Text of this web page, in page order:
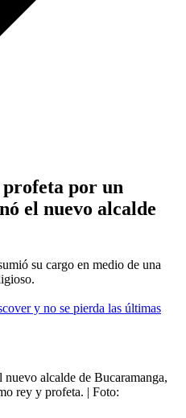
profeta por un
el nuevo alcalde
su cargo en medio de una
y no se pierda las últimas
alcalde de Bucaramanga,
rey y profeta. | Foto: